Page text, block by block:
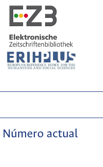
Número actual